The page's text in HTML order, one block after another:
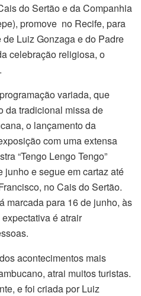
do Sertão e da Companhia
promove no Recife, para
Luiz Gonzaga e do Padre
celebração religiosa, o
variada, que
da tradicional missa de
o lançamento da
com uma extensa
“Tengo Lengo Tengo”
junho e segue em cartaz até
no Cais do Sertão.
marcada para 16 de junho, às
é atrair
acontecimentos mais
atrai muitos turistas.
e foi criada por Luiz